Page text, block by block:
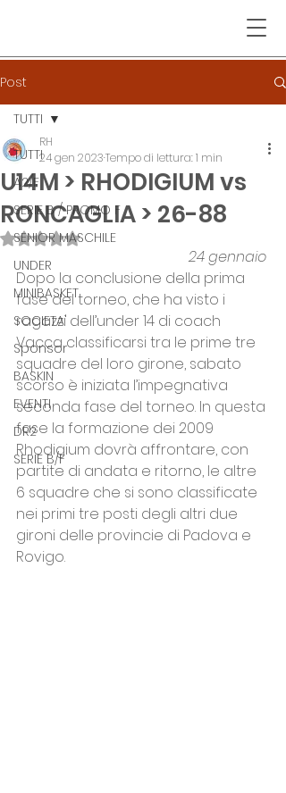
Post
TUTTI
A2/F
SERIE B / PROMO F
SENIOR MASCHILE
UNDER
MINIBASKET
SOCIETA'
Sponsor
BASKIN
EVENTI
DR2
SERIE B/F
TUTTI
U14M > RHODIGIUM vs
RONCAGLIA > 26-88
RH
24 gen 2023Tempo di lettura: 1 min
Valutazione NaN stelle su 5.
24 gennaio
Dopo la conclusione della prima
fase del torneo, che ha visto i
ragazzi dell’under 14 di coach
Vacca classificarsi tra le prime tre
squadre del loro girone, sabato
scorso è iniziata l’impegnativa
seconda fase del torneo. In questa
fase la formazione dei 2009
Rhodigium dovrà affrontare, con
partite di andata e ritorno, le altre
6 squadre che si sono classificate
nei primi tre posti degli altri due
gironi delle provincie di Padova e
Rovigo.